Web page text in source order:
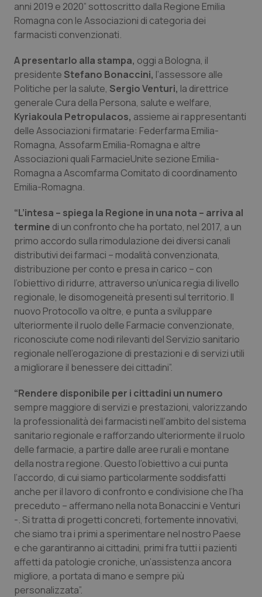
Marche
Molise
Piemonte
Provincia Autonoma di Bolzano
Provincia Autonoma di Trento
Puglia
Sardegna
Sicilia
Toscana
Umbria
Valle D’Aosta
Veneto
Donna & Salute
Epatiti
HIV
Infezioni & Febbre
Ipertensione & Scompenso
Malattie rare
Malattia di Crohn & Rettocolite Ulcerosa
Neuroscienze & patologie neurodegenerative
Obesità
Oftalmologia
Oncodermatologia
Oncoematologia
Oncologia & Nutrizione
Psoriasi & pelle
Quotidiano Cardiologia
Quotidiano Chirurgia
Quotidiano Oncologia
Quotidiano Pediatria
Rene & patologie urogenitali
anni 2019 e 2020” sottoscritto dalla Regione Emilia
Romagna con le Associazioni di categoria dei
farmacisti convenzionati.
A presentarlo alla stampa, oggi a Bologna, il
presidente Stefano Bonaccini, l’assessore alle
Politiche per la salute, Sergio Venturi, la direttrice
generale Cura della Persona, salute e welfare,
Kyriakoula Petropulacos, assieme ai rappresentanti
delle Associazioni firmatarie: Federfarma Emilia-
Romagna, Assofarm Emilia-Romagna e altre
Associazioni quali FarmacieUnite sezione Emilia-
Romagna a Ascomfarma Comitato di coordinamento
Emilia-Romagna.
“L’intesa – spiega la Regione in una nota – arriva al
termine di un confronto che ha portato, nel 2017, a un
primo accordo sulla rimodulazione dei diversi canali
distributivi dei farmaci – modalità convenzionata,
distribuzione per conto e presa in carico – con
l’obiettivo di ridurre, attraverso un’unica regia di livello
regionale, le disomogeneità presenti sul territorio. Il
nuovo Protocollo va oltre, e punta a sviluppare
ulteriormente il ruolo delle Farmacie convenzionate,
riconosciute come nodi rilevanti del Servizio sanitario
regionale nell’erogazione di prestazioni e di servizi utili
a migliorare il benessere dei cittadini”.
“Rendere disponibile per i cittadini un numero
sempre maggiore di servizi e prestazioni, valorizzando
la professionalità dei farmacisti nell’ambito del sistema
sanitario regionale e rafforzando ulteriormente il ruolo
delle farmacie, a partire dalle aree rurali e montane
della nostra regione. Questo l’obiettivo a cui punta
l’accordo, di cui siamo particolarmente soddisfatti
anche per il lavoro di confronto e condivisione che l’ha
preceduto – affermano nella nota Bonaccini e Venturi
-. Si tratta di progetti concreti, fortemente innovativi,
che siamo tra i primi a sperimentare nel nostro Paese
e che garantiranno ai cittadini, primi fra tutti i pazienti
affetti da patologie croniche, un’assistenza ancora
migliore, a portata di mano e sempre più
personalizzata”.